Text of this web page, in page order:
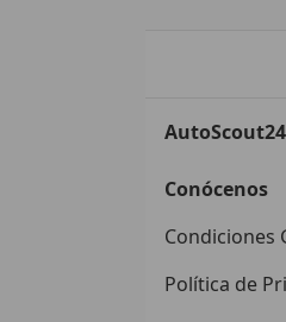
Conócenos
Condiciones
Política de